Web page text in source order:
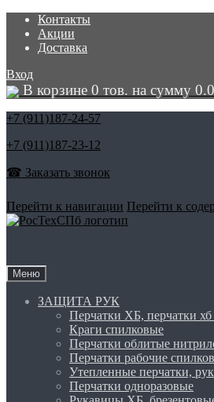
Контакты
Акции
Доставка
Вход
В корзине 0 тов. на сумму
+7 (911)187-24-57
+7 (911)187-23-12
☎ Заказать звонок
Перейти к навигации Перейти к
Меню
ЗАЩИТА РУК
Перчатки ХБ, перчатки
Краги спилковые
Перчатки облитые
Перчатки рабочие
Утепленные перчатки,
Перчатки одноразовые